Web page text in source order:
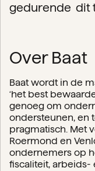
gedurende dit
Over Baat
Baat wordt in de
‘het best
genoeg om
ondersteunen, en
pragmatisch. Met
Roermond en
ondernemers op
fiscaliteit, arbeids-